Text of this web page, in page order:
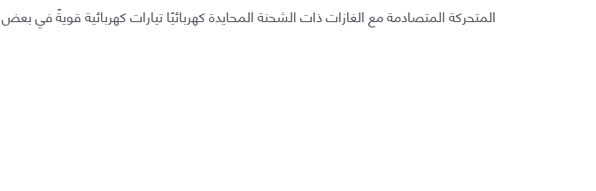
المتحركة المتصادمة مع الغازات ذات الشحنة المحايدة كهربائيًا تيارات كهربائية قويةً في